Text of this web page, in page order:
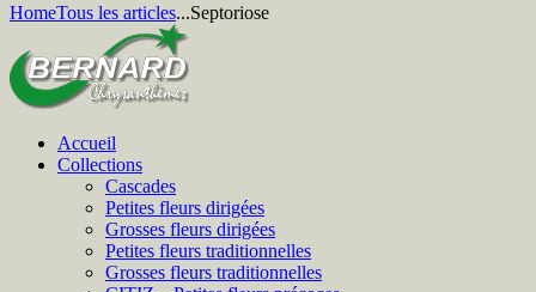
HomeTous les articles...Septoriose
Accueil
Collections
Cascades
Petites fleurs dirigées
Grosses fleurs dirigées
Petites fleurs traditionnelles
Grosses fleurs traditionnelles